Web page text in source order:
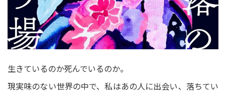
生きているのか死んでいるのか。
現実味のない世界の中で、私はあの人に出会い、落ちてい